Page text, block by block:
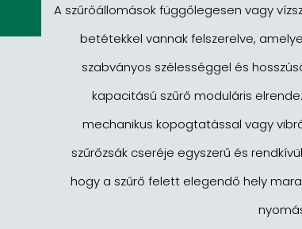
A szűrőállomások függőlegesen vagy
betétekkel vannak felszerelve,
szabványos szélességgel és
kapacitású szűrő moduláris
mechanikus kopogtatással vagy
szűrőzsák cseréje egyszerű és
hogy a szűrő felett elegendő hely